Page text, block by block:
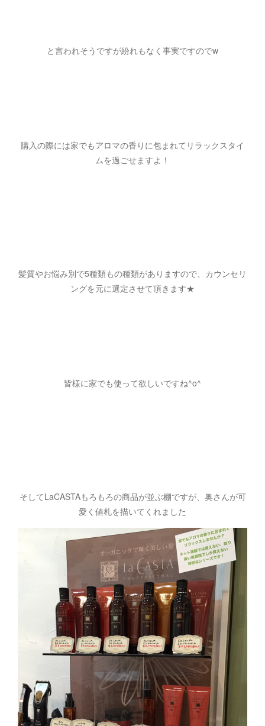
と言われそうですが紛れもなく事実ですのでw
購入の際には家でもアロマの香りに包まれてリラックスタイ
ムを過ごせますよ！
髪質やお悩み別で5種類もの種類がありますので、カウンセリ
ングを元に選定させて頂きます★
皆様に家でも使って欲しいですね^o^
そしてLaCASTAもろもろの商品が並ぶ棚ですが、奥さんが可
愛く値札を描いてくれました